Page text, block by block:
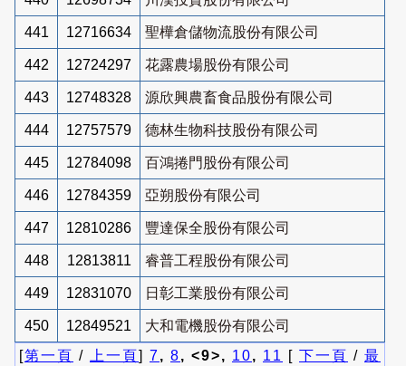
441 12716634 聖樺倉儲物流股份有限公司
442 12724297 花露農場股份有限公司
443 12748328 源欣興農畜食品股份有限公司
444 12757579 德林生物科技股份有限公司
445 12784098 百鴻捲門股份有限公司
446 12784359 亞朔股份有限公司
447 12810286 豐達保全股份有限公司
448 12813811 睿普工程股份有限公司
449 12831070 日彰工業股份有限公司
450 12849521
大和電機股份有限公司
[第一頁 / 上一頁] 7, 8, <9>, 10, 11 [ 下一頁 / 最